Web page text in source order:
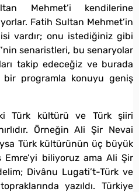
Mehmet’i kendilerine
Fatih Sultan Mehmet’in
vardır; onu istediğiniz gibi
senaristleri, bu senaryolar
takip edeceğiz ve burada
bir programla konuyu geniş
Türk kültürü ve Türk şiiri
Örneğin Ali Şir Nevai
Türk kültürünün üç büyük
biliyoruz ama Ali Şir
Divânu Lugati’t-Türk ve
yazıldı. Türkiye